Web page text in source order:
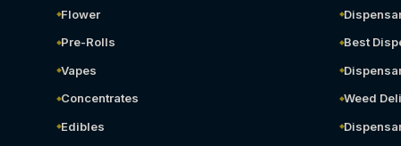
Flower
Pre-Rolls
Vapes
Concentrates
Edibles
Best
Weed